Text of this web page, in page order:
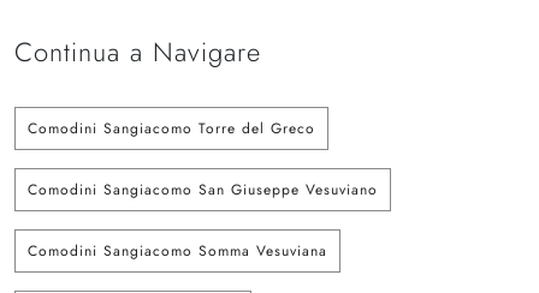
Continua a Navigare
Comodini Sangiacomo Torre del Greco
Comodini Sangiacomo San Giuseppe Vesuviano
Comodini Sangiacomo Somma Vesuviana